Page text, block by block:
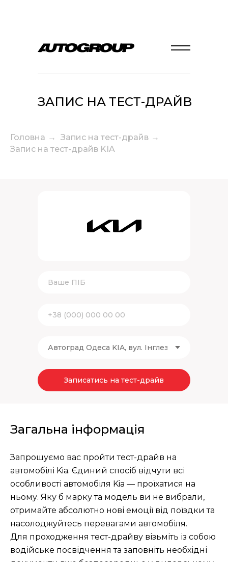
ЗАПИС НА ТЕСТ-ДРАЙВ
Головна → Запис на тест-драйв →
Запис на тест-драйв KIA
Записатись на тест-драйв
Загальна інформація
Запрошуємо вас пройти тест-драйв на
автомобілі Kia. Єдиний спосіб відчути всі
особливості автомобіля Kia — проїхатися на
ньому. Яку б марку та модель ви не вибрали,
отримайте абсолютно нові емоції від поїздки та
насолоджуйтесь перевагами автомобіля.
Для проходження тест-драйву візьміть із собою
водійське посвідчення та заповніть необхідні